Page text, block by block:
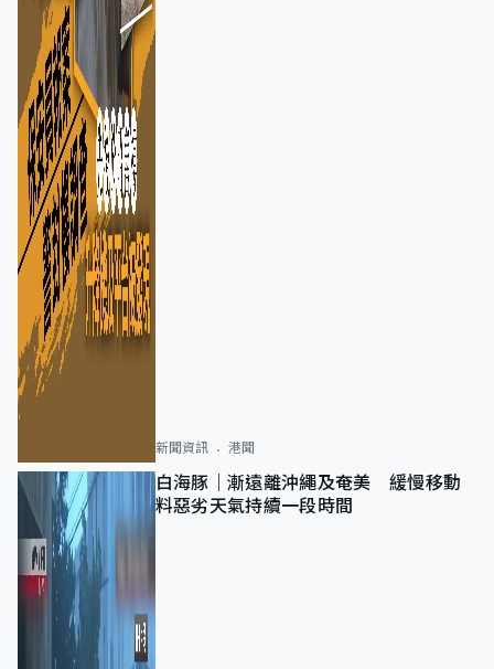
新聞資訊 港聞
白海豚｜漸遠離沖繩及奄美 緩慢移動
料惡劣天氣持續一段時間